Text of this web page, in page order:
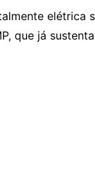
elétrica
que já